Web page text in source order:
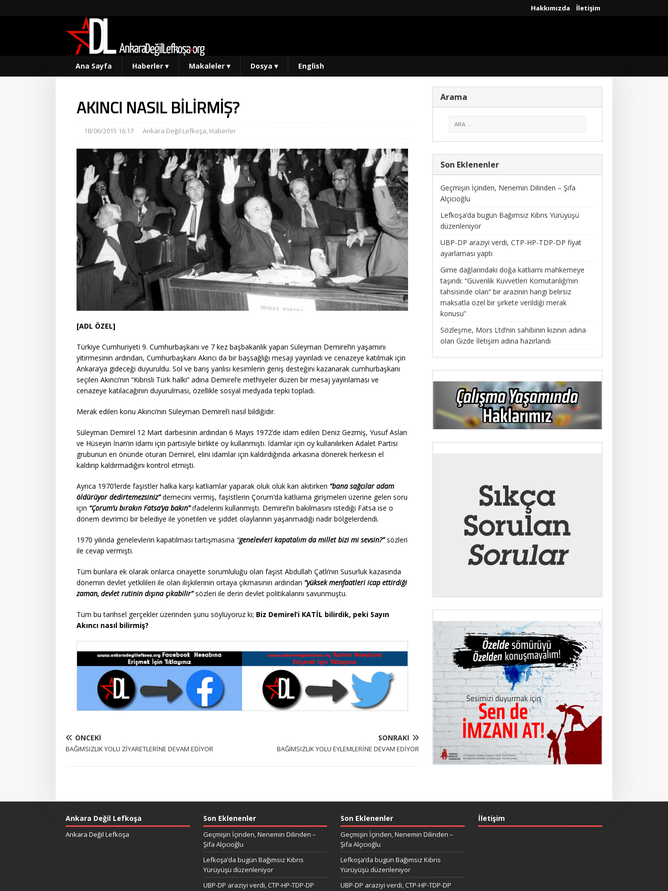
Hakkımızda İletişim
Ana Sayfa Haberler ▾ Makaleler ▾ Dosya ▾ English
AKINCI NASIL BİLİRMİŞ?
18/06/2015 16:17 Ankara Değil Lefkoşa, Haberler
[ADL ÖZEL]
Türkiye Cumhuriyeti 9. Cumhurbaşkanı ve 7 kez başbakanlık yapan Süleyman Demirel’in yaşamını
yitirmesinin ardından, Cumhurbaşkanı Akıncı da bir başsağlığı mesajı yayınladı ve cenazeye katılmak için
Ankara’ya gideceği duyuruldu. Sol ve barış yanlısı kesimlerin geniş desteğini kazanarak cumhurbaşkanı
seçilen Akıncı’nın “Kıbrıslı Türk halkı” adına Demirel’e methiyeler düzen bir mesaj yayınlaması ve
cenazeye katılacağının duyurulması, özellikle sosyal medyada tepki topladı.
Merak edilen konu Akıncı’nın Süleyman Demirel’i nasıl bildiğidir.
Süleyman Demirel 12 Mart darbesinin ardından 6 Mayıs 1972’de idam edilen Deniz Gezmiş, Yusuf Aslan
ve Hüseyin İnan’ın idamı için partisiyle birlikte oy kullanmıştı. İdamlar için oy kullanılırken Adalet Partisi
grubunun en önünde oturan Demirel, elini idamlar için kaldırdığında arkasına dönerek herkesin el
kaldırıp kaldırmadığını kontrol etmişti.
Ayrıca 1970’lerde faşistler halka karşı katliamlar yaparak oluk oluk kan akıtırken “bana sağcılar adam
öldürüyor dedirtemezsiniz”demecini vermiş, faşistlerin Çorum’da katliama girişmeleri üzerine gelen soru
için “Çorum’u bırakın Fatsa’ya bakın”ifadelerini kullanmıştı. Demirel’in bakılmasını istediği Fatsa ise o
dönem devrimci bir belediye ile yönetilen ve şiddet olaylarının yaşanmadığı nadir bölgelerdendi.
1970 yılında genelevlerin kapatılması tartışmasına “genelevleri kapatalım da millet bizi mi sevsin?”sözleri
ile cevap vermişti.
Tüm bunlara ek olarak onlarca cinayette sorumluluğu olan faşist Abdullah Çatlı’nın Susurluk kazasında
dönemin devlet yetkilileri ile olan ilişkilerinin ortaya çıkmasının ardından “yüksek menfaatleri icap ettirdiği
zaman, devlet rutinin dışına çıkabilir”sözleri ile derin devlet politikalarını savunmuştu.
Tüm bu tarihsel gerçekler üzerinden şunu söylüyoruz ki; Biz Demirel’i KATİL bilirdik, peki Sayın
Akıncı nasıl bilirmiş?
ÖNCEKI
BAĞIMSIZLIK YOLU ZİYARETLERİNE DEVAM EDİYOR
SONRAKI
BAĞIMSIZLIK YOLU EYLEMLERİNE DEVAM EDİYOR
Arama
Son Eklenenler
Geçmişin İçinden, Nenemin Dilinden – Şifa
Alçıcıoğlu
Lefkoşa’da bugün Bağımsız Kıbrıs Yürüyüşü
düzenleniyor
UBP-DP araziyi verdi, CTP-HP-TDP-DP fiyat
ayarlaması yaptı
Girne dağlarındaki doğa katliamı mahkemeye
taşındı: “Güvenlik Kuvvetleri Komutanlığı’nın
tahsisinde olan” bir arazinin hangi belirsiz
maksatla özel bir şirkete verildiği merak
konusu”
Sözleşme, Mors Ltd’nin sahibinin kızının adına
olan Gizde İletişim adına hazırlandı
Ankara Değil Lefkoşa
Ankara Değil Lefkoşa
Son Eklenenler
Geçmişin İçinden, Nenemin Dilinden –
Şifa Alçıcıoğlu
Lefkoşa’da bugün Bağımsız Kıbrıs
Yürüyüşü düzenleniyor
UBP-DP araziyi verdi, CTP-HP-TDP-DP
Son Eklenenler
Geçmişin İçinden, Nenemin Dilinden –
Şifa Alçıcıoğlu
Lefkoşa’da bugün Bağımsız Kıbrıs
Yürüyüşü düzenleniyor
UBP-DP araziyi verdi, CTP-HP-TDP-DP
İletişim